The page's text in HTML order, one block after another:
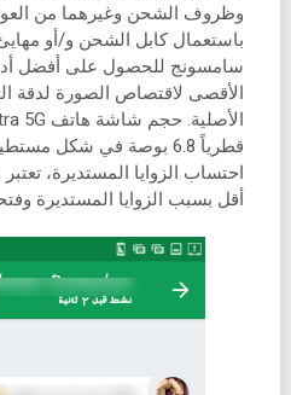
وظروف الشحن وغيرهما من
باستعمال كابل الشحن و/أو
سامسونج للحصول على أفضل
الأقصى لاقتصاص الصورة لدقة
احتساب الزوايا المستديرة،
أقل بسبب الزوايا المستديرة